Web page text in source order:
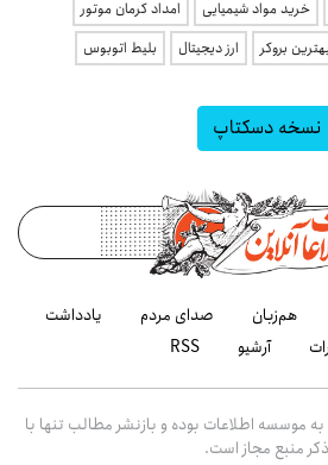
خرید مواد شیمیایی
امداد کرمان موتور
بهترین بروکر ارز دیجیتال بلیط اتوبوس
نسخه دسکتاپ
هم‌زبان صدای مردم
یادداشت
آرشیو RSS
موسسه اطلاعات بوده و بازنشر مطالب تنها با
ذکر منبع مجاز است.